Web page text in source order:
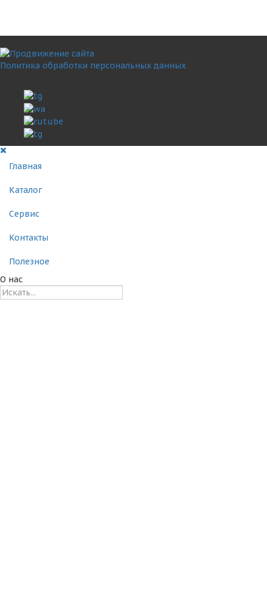
Политика обработки персональных данных
Главная
Каталог
Сервис
Контакты
Полезное
О нас